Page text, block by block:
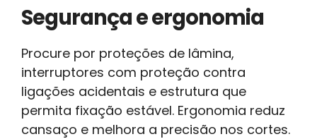
Segurança e ergonomia
Procure por proteções de lâmina,
interruptores com proteção contra
ligações acidentais e estrutura que
permita fixação estável. Ergonomia reduz
cansaço e melhora a precisão nos cortes.